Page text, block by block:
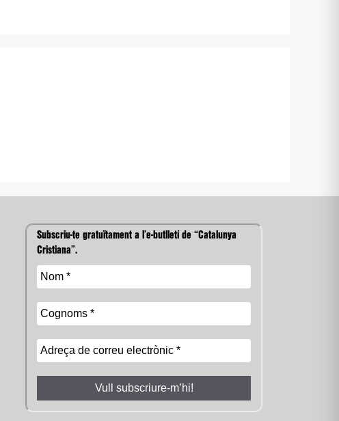
Subscriu-te gratuïtament a l’e-butlletí de “Catalunya
Cristiana”.